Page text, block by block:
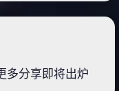
多分享即将出炉